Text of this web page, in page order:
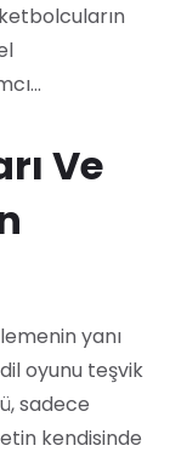
Ve
yanı
oyunu teşvik
sadece
kendisinde